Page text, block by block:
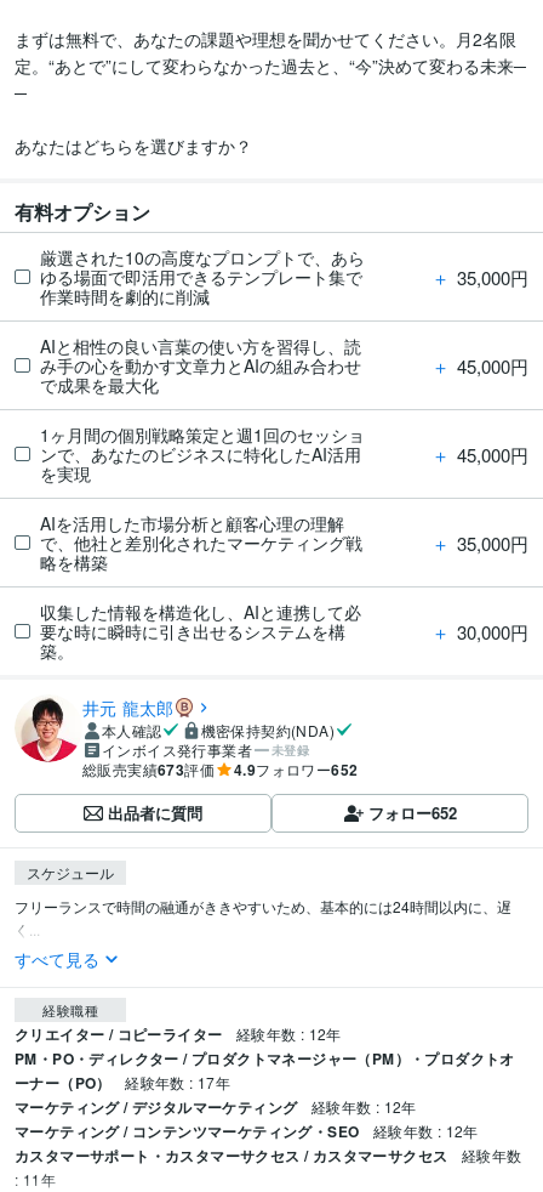
まずは無料で、あなたの課題や理想を聞かせてください。月2名限
定。“あとで”にして変わらなかった過去と、“今”決めて変わる未来─
─
あなたはどちらを選びますか？
有料オプション
厳選された10の高度なプロンプトで、あら
ゆる場面で即活用できるテンプレート集で
作業時間を劇的に削減
＋ 35,000円
AIと相性の良い言葉の使い方を習得し、読
み手の心を動かす文章力とAIの組み合わせ
で成果を最大化
＋ 45,000円
1ヶ月間の個別戦略策定と週1回のセッショ
ンで、あなたのビジネスに特化したAI活用
を実現
＋ 45,000円
AIを活用した市場分析と顧客心理の理解
で、他社と差別化されたマーケティング戦
略を構築
＋ 35,000円
収集した情報を構造化し、AIと連携して必
要な時に瞬時に引き出せるシステムを構
築。
＋ 30,000円
井元 龍太郎
本人確認
機密保持契約(NDA)
インボイス発行事業者
未登録
総販売実績673評価 4.9フォロワー652
出品者に質問 フォロー652
スケジュール
フリーランスで時間の融通がききやすいため、基本的には24時間以内に、遅
く...
すべて見る
経験職種
クリエイター / コピーライター 経験年数 : 12年
PM・PO・ディレクター / プロダクトマネージャー（PM）・プロダクトオ
ーナー（PO）
経験年数 : 17年
マーケティング / デジタルマーケティング 経験年数 : 12年
マーケティング / コンテンツマーケティング・SEO 経験年数 : 12年
カスタマーサポート・カスタマーサクセス / カスタマーサクセス
経験年数
: 11年